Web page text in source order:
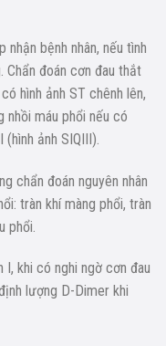
bệnh nhân, nếu tình
Chẩn đoán cơn đau thắt
hình ảnh ST chênh lên,
nhồi máu phổi nếu có
ảnh SIQIII).
chẩn đoán nguyên nhân
tràn khí màng phổi, tràn
phổi.
I, khi có nghi ngờ cơn đau
lượng D-Dimer khi